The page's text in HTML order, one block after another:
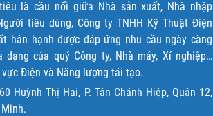
là cầu nối giữa Nhà sản xuất, Nhà nhập
tiêu dùng, Công ty TNHH Kỹ Thuật Điện
hân hạnh được đáp ứng nhu cầu ngày càng
dạng của quý Công ty, Nhà máy, Xí nghiệp…
Điện và Năng lượng tái tạo.
Huỳnh Thị Hai, P. Tân Chánh Hiệp, Quận 12,
Minh.